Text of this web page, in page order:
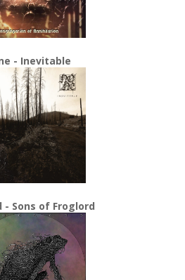
- Inevitable
- Sons of Froglord